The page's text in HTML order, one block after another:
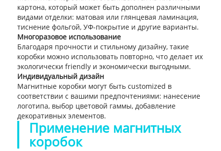
картона, который может быть дополнен различными
видами отделки: матовая или глянцевая ламинация,
тиснение фольгой, УФ-покрытие и другие варианты.
Многоразовое использование
Благодаря прочности и стильному дизайну, такие
коробки можно использовать повторно, что делает их
экологически friendly и экономически выгодными.
Индивидуальный дизайн
Магнитные коробки могут быть customized в
соответствии с вашими предпочтениями: нанесение
логотипа, выбор цветовой гаммы, добавление
декоративных элементов.
Применение магнитных
коробок